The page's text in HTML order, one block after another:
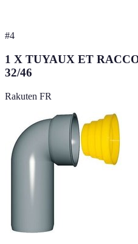
#4
1 X TUYAUX ET
32/46
Rakuten FR